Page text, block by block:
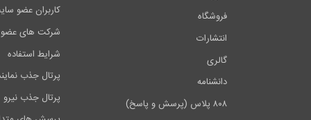
کاربران عضو
شرکت های
شرایط استفاده
پرتال جذب
پرتال جذب نیرو
فروشگاه
انتشارات
گالری
دانشنامه
۸۰۸ پلاس (پرسش و پاسخ)